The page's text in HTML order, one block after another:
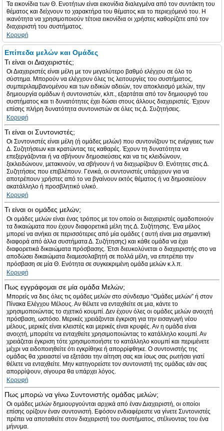
Τα εικονίδια των Θ. Ενοτήτων είναι εικονίδια διαλεγμένα από τον συντάκτη του
θέματος και δείχνουν το χαρακτήρα του θέματος και το περιεχόμενό του. Η
ικανότητα να χρησιμοποιούν τέτοια εικονίδια οι χρήστες καθορίζετε από τον
διαχειριστή του συστήματος.
Κορυφή
Επίπεδα μελών και Ομάδες
Τι είναι οι Διαχειριστές;
Οι Διαχειριστές είναι μέλη με τον μεγαλύτερο βαθμό ελέγχου σε όλο το
σύστημα. Μπορούν να ελέγχουν όλες τις λειτουργίες του συστήματος,
συμπεριλαμβανομένου και των ειδικών αδειών, τον αποκλεισμό μελών, την
δημιουργία ομάδων ή συντονιστών, κλπ., εξαρτάται από τον δημιουργό του
συστήματος και τι δυνατότητες έχει δώσει στους άλλους διαχειριστές. Έχουν
επίσης πλήρη δυνατότητα συντονιστών σε όλες τις Δ. Συζητήσεις.
Κορυφή
Τι είναι οι Συντονιστές;
Οι Συντονιστές είναι μέλη (ή ομάδες μελών) που συντονίζουν τις ενέργειες των
Δ. Συζητήσεων και κρατώντας τες καθαρές. Έχουν τη δυνατότητα να
επεξεργάζονται ή να σβήνουν δημοσιεύσεις και να τις κλειδώνουν,
ξεκλειδώνουν, μετακινούν, να σβήνουν ή να διαχωρίζουν Θ. Ενότητες στις Δ.
Συζητήσεις που επιβλέπουν. Γενικά, οι συντονιστές υπάρχουν για να
αποτρέπουν χρήστες από το να βγαίνουν εκτός θέματος ή να δημοσιεύουν
ακατάλληλο ή προσβλητικό υλικό.
Κορυφή
Τι είναι οι ομάδες μελών;
Οι ομάδες μελών είναι ένας τρόπος με τον οποίο οι διαχειριστές ομαδοποιούν
τα δικαιώματα που έχουν διαφορετικά μέλη της Δ. Συζήτησης. Ένα μέλος
μπορεί να ανήκει σε περισσότερες από μία ομάδες ( αυτή είναι μια σημαντική
διαφορά από άλλα συστήματα Δ. Συζήτησης) και κάθε ομάδα να έχει
διαφορετικά δικαιώματα πρόσβασης. Έτσι διευκολύνεται ο διαχειριστής στο να
αποδώσει δικαιώματα διαμεσολαβητή σε πολλά μέλη, να επιτρέπει την
πρόσβαση σε μία Θ. Ενότητα σε συγκεκριμένη ομάδα μελών κ.λ.π.
Κορυφή
Πως εγγράφομαι σε μία ομάδα Μελών;
Μπορείς να δεις όλες τις ομάδες μελών στο σύνδεσμο “Ομάδες μελών” ή στον
Πίνακα Ελέγχου Μέλους. Αν θέλετε να ενταχθείτε σε μια, κάντε το
χρησιμοποιώντας το σχετικό κουμπί. Δεν έχουν όλες οι ομάδες μελών ανοιχτή
πρόσβαση, ωστόσο. Μερικές χρειάζονται έγκριση για την εισαγωγή νέου
μέλους, μερικές είναι κλειστές και μερικές είναι κρυφές. Αν η ομάδα είναι
ανοιχτή, μπορείτε να ενταχθείτε χρησιμοποιώντας το κατάλληλο κουμπί. Αν
χρειάζεται έγκριση τότε χρησιμοποιήστε το κατάλληλο κουμπί και περιμένετε
μέχρι να ειδοποιηθείτε ότι εγκρίθηκε ή απορρίφθηκε. Ο συντονιστής της
ομάδας θα χρειαστεί να εξετάσει την αίτηση σας και ίσως σας ρωτήσει γιατί
θέλετε να ενταχθείτε. Μην κατηγορείστε τον συντονιστή της ομάδας εάν σας
απορρίψουν, σίγουρα θα υπάρχει λόγος.
Κορυφή
Πως μπορώ να γίνω Συντονιστής ομάδας μελών;
Οι ομάδες μελών δημιουργούνται αρχικά από έναν Διαχειριστή, οι οποίοι
επίσης ορίζουν έναν συντονιστή. Εφόσον ενδιαφέρεστε να γίνετε Συντονιστές
πρέπει να αποταθείτε στον διαχειριστή του συστήματος, στέλνοντας του ένα
μήνυμα.